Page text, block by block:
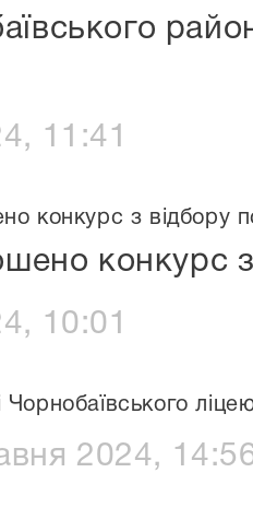
11:41
конкурс з відбору
конкурс з
10:01
2024,